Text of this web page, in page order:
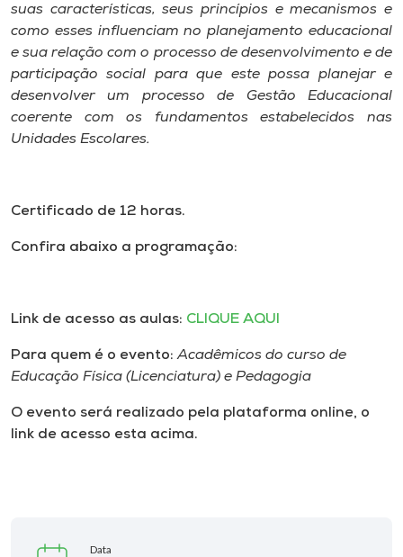
Unoesc
Store
Selecione
o idioma
A+
suas características, seus princípios e mecanismos e
como esses influenciam no planejamento educacional
e sua relação com o processo de desenvolvimento e de
participação social para que este possa planejar e
desenvolver um processo de Gestão Educacional
coerente com os fundamentos estabelecidos nas
Unidades Escolares.
Certificado de 12 horas.
Confira abaixo a programação:
Link de acesso as aulas: CLIQUE AQUI
Para quem é o evento: Acadêmicos do curso de
Educação Física (Licenciatura) e Pedagogia
O evento será realizado pela plataforma online, o
link de acesso esta acima.
Data